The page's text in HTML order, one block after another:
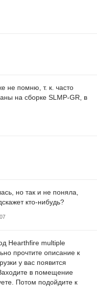
не помню, т. к. часто
на сборке SLMP-GR, в
но так и не поняла,
кто-нибудь?
Hearthfire multiple
прочтите описание к
у вас появится
в помещение
Потом подойдите к